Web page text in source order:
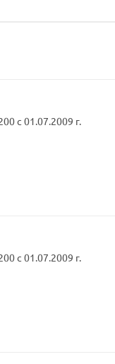
с 01.07.2009 г.
с 01.07.2009 г.